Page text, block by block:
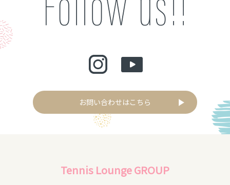
お問い合わせはこちら
Tennis Lounge GROUP